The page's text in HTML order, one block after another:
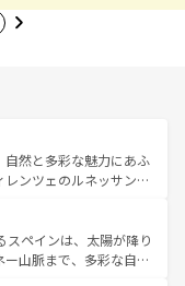
然と多彩な魅力にあふ
ンツェのルネッサンス
やアマルフィ海岸の絶
光の合間には、本場の
料理を堪能することも
スペインは、太陽が降り
山脈まで、多彩な自然